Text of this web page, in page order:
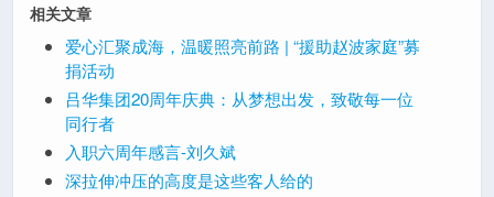
相关文章
爱心汇聚成海，温暖照亮前路 | “援助赵波家庭”募
捐活动
吕华集团20周年庆典：从梦想出发，致敬每一位
同行者
入职六周年感言-刘久斌
深拉伸冲压的高度是这些客人给的